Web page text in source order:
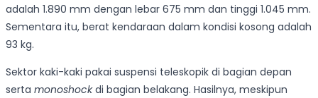
adalah 1.890 mm dengan lebar 675 mm dan tinggi 1.045 mm.
Sementara itu, berat kendaraan dalam kondisi kosong adalah
93 kg.
Sektor kaki-kaki pakai suspensi teleskopik di bagian depan
serta monoshockdi bagian belakang. Hasilnya, meskipun